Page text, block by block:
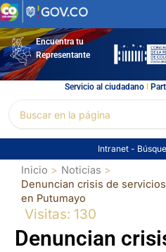
Ir
al
contenidoEncuentra tu
Representante
Servicio al ciudadano l
por:
Intranet -
Inicio
Noticias
Denuncian crisis de
en Putumayo
Visitas: 130
Denuncian